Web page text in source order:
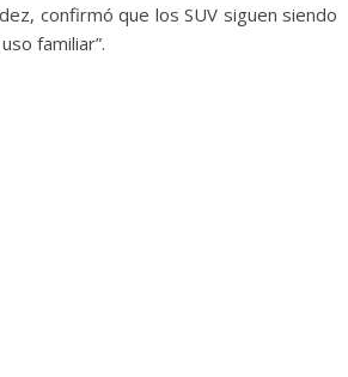
confirmó que los SUV siguen siendo
familiar”.